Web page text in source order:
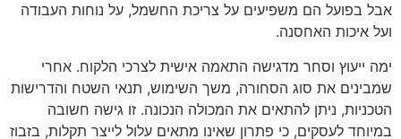
אבל בפועל הם משפיעים על צריכת החשמל, על נוחות העבודה
ועל איכות האחסנה.
ימה ייעוץ וסחר מדגישה התאמה אישית לצרכי הלקוח. אחרי
שמבינים את סוג הסחורה, משך השימוש, תנאי השטח והדרישות
הטכניות, ניתן להתאים את המכולה הנכונה. זו גישה חשובה
במיוחד לעסקים, כי פתרון שאינו מתאים עלול לייצר תקלות, בזבוז